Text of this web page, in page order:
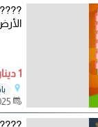
1 دينار